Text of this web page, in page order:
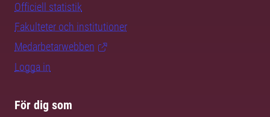
Officiell statistik
Fakulteter och institutioner
Medarbetarwebben
Logga in
För dig som